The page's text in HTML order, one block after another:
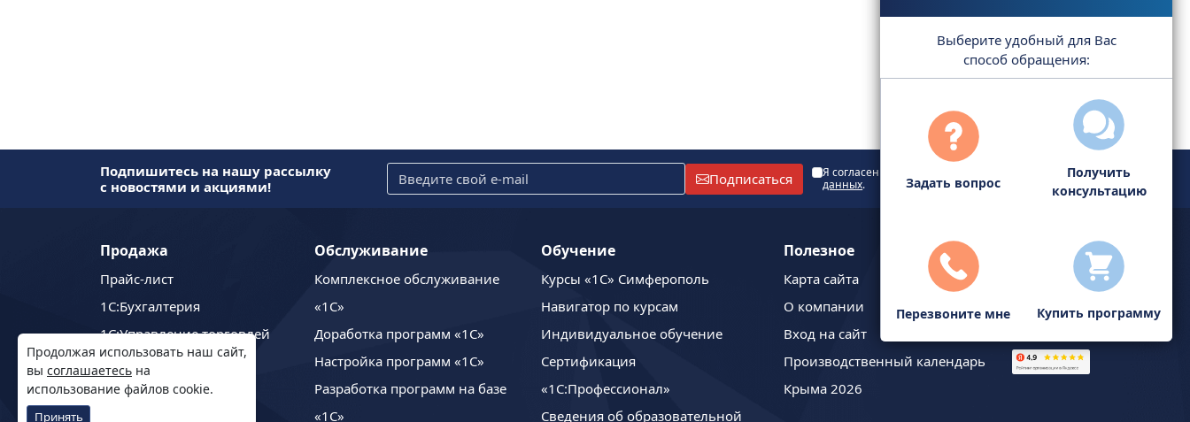
Подпишитесь на нашу рассылку
с новостями и акциями!
Подписаться Я согласен с
политикой обработки персональных
данных.
Продажа
Прайс-лист
1C:Бухгалтерия
1С:Управление торговлей
1С:Управление нашей
фирмой
Обслуживание
Комплексное обслуживание
«1С»
Доработка программ «1С»
Настройка программ «1С»
Разработка программ на базе
«1С»
Обучение
Курсы «1С» Симферополь
Навигатор по курсам
Индивидуальное обучение
Сертификация
«1С:Профессионал»
Сведения об образовательной
Полезное
Карта сайта
О компании
Вход на сайт
Производственный календарь
Крыма 2026
Продолжая использовать наш сайт,
вы соглашаетесь на
использование файлов cookie.
Принять
Выберите удобный для Вас
способ обращения:
Задать вопрос
Получить
консультацию
Перезвоните мне Купить программу